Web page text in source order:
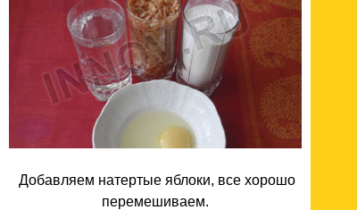
Добавляем натертые яблоки, все хорошо
перемешиваем.